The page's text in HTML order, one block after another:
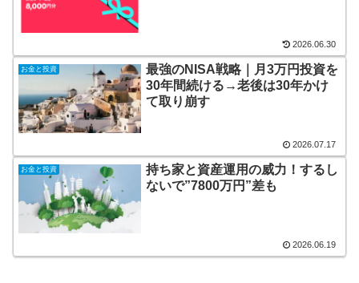
2026.06.30
お金と投資
最強のNISA戦略｜月3万円投資を
30年間続ける→老後は30年かけ
て取り崩す
2026.07.17
お金と投資
持ち家と資産運用の威力！するし
ないで”7800万円”差も
2026.06.19